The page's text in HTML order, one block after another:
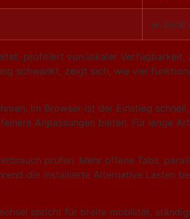
an Gerät
profitiert von lokaler Verfügbarkeit,
schwankt, zeigt sich, wie viel
Im Browser ist der Einstieg
Anpassungen bieten. Für lange
prüfen. Mehr offene Tabs,
die installierte Alternative Lasten
spricht für breite mobilität,